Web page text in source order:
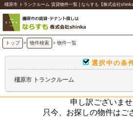
橿原市 トランクルーム 賃貸物件一覧 | ならすも【株式会社shinka
トップ > 物件検索 > 物件一覧
選択中の条
橿原市 トランクルーム
申し訳ございませ
只今、お探しの物件はご